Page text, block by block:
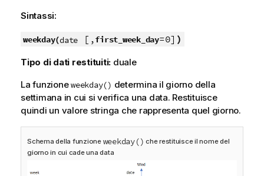
Sintassi:
weekday(date [,first_week_day=0] )
Tipo di dati restituiti: duale
La funzioneweekday() determina il giorno della
settimana in cui si verifica una data. Restituisce
quindi un valore stringa che rappresenta quel giorno.
Schema della funzione weekday() che restituisce il nome del
giorno in cui cade una data